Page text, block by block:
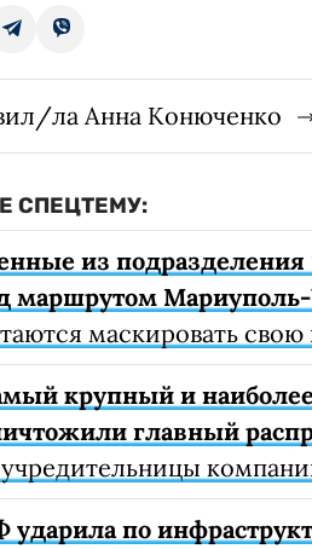
ла Анна Конюченко
СПЕЦТЕМУ:
из
маршрутом
маскировать
крупный и наиболее
главный
ударила по